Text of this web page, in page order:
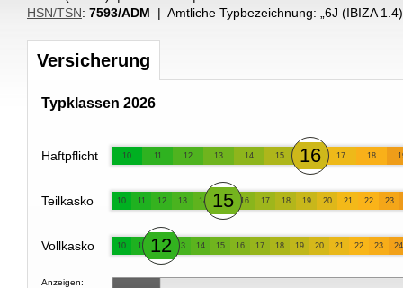
HSN/TSN: 7593/ADM | Amtliche Typbezeichnung: „ 6J (IBIZA 1.4)
Versicherung
Typklassen 2026
Haftpflicht 10 11 12 13 14 15 16 17 18
Teilkasko 10 11 12 13 14 15 16 17 18 19 20 21 22 23
Vollkasko 10 11 12 13 14 15 16 17 18 19 20 21 22 23 24
Anzeigen: